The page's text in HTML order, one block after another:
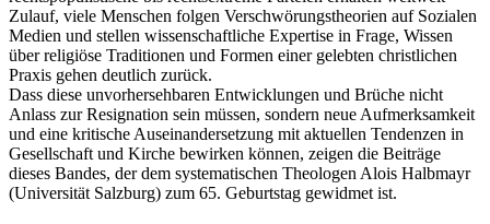
Zulauf, viele Menschen folgen Verschwörungstheorien auf Sozialen
Medien und stellen wissenschaftliche Expertise in Frage, Wissen
über religiöse Traditionen und Formen einer gelebten christlichen
Praxis gehen deutlich zurück.
Dass diese unvorhersehbaren Entwicklungen und Brüche nicht
Anlass zur Resignation sein müssen, sondern neue Aufmerksamkeit
und eine kritische Auseinandersetzung mit aktuellen Tendenzen in
Gesellschaft und Kirche bewirken können, zeigen die Beiträge
dieses Bandes, der dem systematischen Theologen Alois Halbmayr
(Universität Salzburg) zum 65. Geburtstag gewidmet ist.